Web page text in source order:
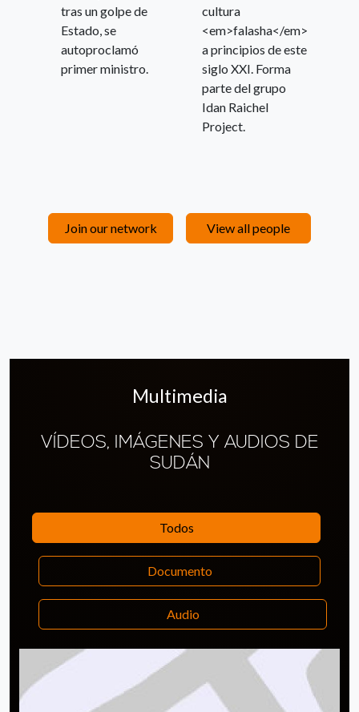
tras un golpe de
Estado, se
autoproclamó
primer ministro.
cultura
<em>falasha</em>
a principios de este
siglo XXI. Forma
parte del grupo
Idan Raichel
Project.
Join our network View all people
Multimedia
VÍDEOS, IMÁGENES Y AUDIOS DE
SUDÁN
Todos
Documento
Audio